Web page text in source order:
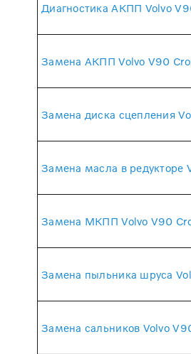
Диагностика АКПП Volvo
Замена АКПП Volvo V90
Замена диска сцепления
Замена масла в редукторе
Замена МКПП Volvo V90
Замена пыльника шруса
Замена сальников Volvo